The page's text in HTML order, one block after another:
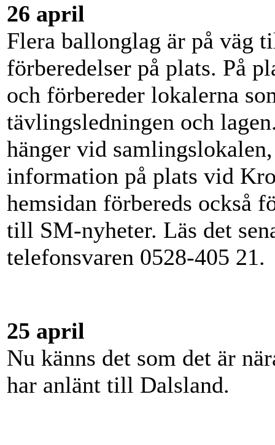
26 april
Flera ballonglag är på väg
förberedelser på plats. På
och förbereder lokalerna
tävlingsledningen och
hänger vid
information på plats vid
hemsidan förbereds också
till SM-nyheter. Läs det
telefonsvaren 0528-405 21.
25 april
Nu känns det som det är
har anlänt till Dalsland.